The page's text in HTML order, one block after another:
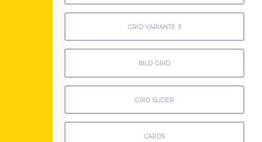
GRID VARIANTE 3
BILD GRID
GRID SLIDER
CARDS